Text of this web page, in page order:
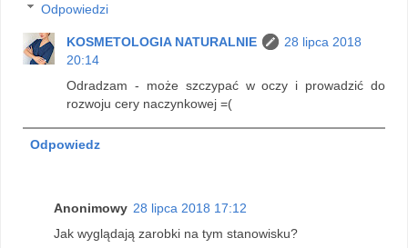
Odpowiedzi
KOSMETOLOGIA NATURALNIE
28 lipca 2018
20:14
Odradzam - może szczypać w oczy i prowadzić do
rozwoju cery naczynkowej =(
Odpowiedz
Anonimowy 28 lipca 2018 17:12
Jak wyglądają zarobki na tym stanowisku?